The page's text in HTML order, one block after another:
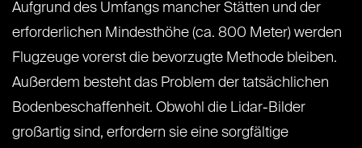
Aufgrund des Umfangs mancher Stätten und der
erforderlichen Mindesthöhe (ca. 800 Meter) werden
Flugzeuge vorerst die bevorzugte Methode bleiben.
Außerdem besteht das Problem der tatsächlichen
Bodenbeschaffenheit. Obwohl die Lidar-Bilder
großartig sind, erfordern sie eine sorgfältige